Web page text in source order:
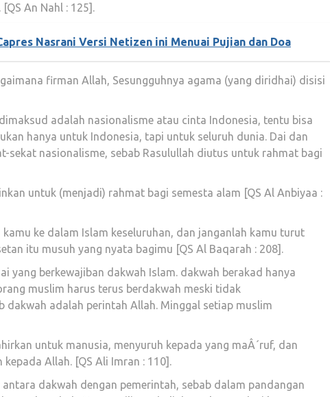
An Nahl : 125].
Nasrani Versi Netizen ini Menuai Pujian dan Doa
firman Allah, Sesungguhnya agama (yang diridhai) disisi
adalah nasionalisme atau cinta Indonesia, tentu bisa
hanya untuk Indonesia, tapi untuk seluruh dunia. Dai dan
sekat nasionalisme, sebab Rasulullah diutus untuk rahmat bagi
untuk (menjadi) rahmat bagi semesta alam [QS Al Anbiyaa :
ke dalam Islam keseluruhan, dan janganlah kamu turut
itu musuh yang nyata bagimu [QS Al Baqarah : 208].
yang berkewajiban dakwah Islam. dakwah berakad hanya
muslim harus terus berdakwah meski tidak
dakwah adalah perintah Allah. Minggal setiap muslim
untuk manusia, menyuruh kepada yang maÂ´ruf, dan
Allah. [QS Ali Imran : 110].
dakwah dengan pemerintah, sebab dalam pandangan